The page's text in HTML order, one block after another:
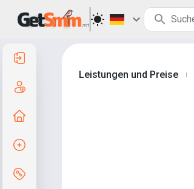
Leistungen und Preise